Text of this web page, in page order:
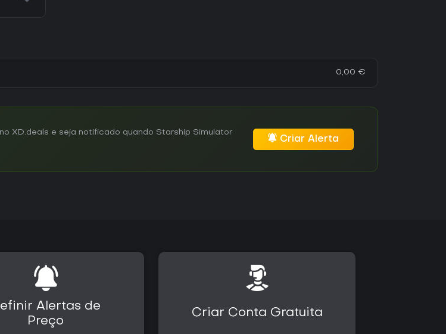
0,00 €
XD.deals e seja notificado quando Starship Simulator
Criar Alerta
Alertas de
Preço
Criar Conta Gratuita